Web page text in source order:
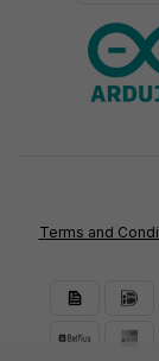
Terms and